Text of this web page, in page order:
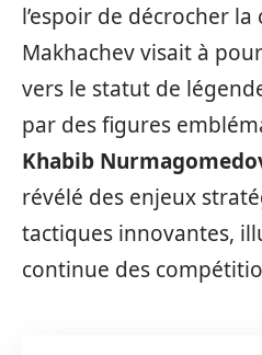
l’espoir de décrocher
Makhachev visait à
vers le statut de
par des figures
Khabib
révélé des enjeux
tactiques innovantes,
continue des